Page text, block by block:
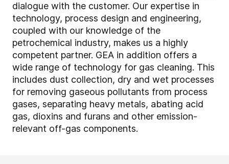
dialogue with the customer. Our expertise in
technology, process design and engineering,
coupled with our knowledge of the
petrochemical industry, makes us a highly
competent partner. GEA in addition offers a
wide range of technology for gas cleaning. This
includes dust collection, dry and wet processes
for removing gaseous pollutants from process
gases, separating heavy metals, abating acid
gas, dioxins and furans and other emission-
relevant off-gas components.